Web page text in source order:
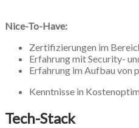
Nice-To-Have:
Zertifizierungen im
Erfahrung mit Security-
Erfahrung im Aufbau von
Kenntnisse in
Tech-Stack